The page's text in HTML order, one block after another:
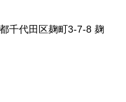
千代田区麹町3-7-8 麹